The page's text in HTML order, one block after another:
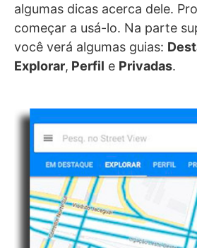
algumas dicas acerca dele.
começar a usá-lo. Na parte
você verá algumas guias:
Explorar, Perfil e Privadas.